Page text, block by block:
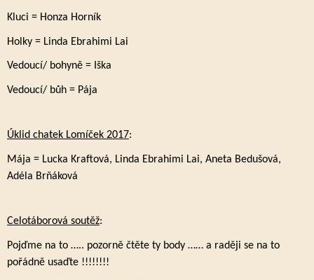
Kluci = Honza Horník
Holky = Linda Ebrahimi Lai
Vedoucí/ bohyně = Iška
Vedoucí/ bůh = Pája
Úklid chatek Lomíček 2017:
Mája = Lucka Kraftová, Linda Ebrahimi Lai, Aneta Bedušová,
Adéla Brňáková
Celotáborová soutěž:
Pojďme na to ….. pozorně čtěte ty body …… a raději se na to
pořádně usaďte !!!!!!!!